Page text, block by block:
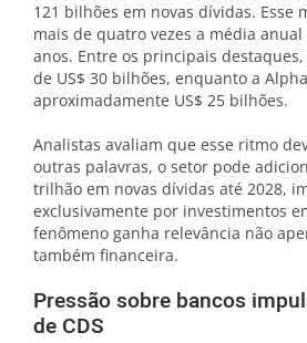
121 bilhões em novas dívidas. Esse
mais de quatro vezes a média
anos. Entre os principais
de US$ 30 bilhões, enquanto a
aproximadamente US$ 25 bilhões.
Analistas avaliam que esse ritmo
outras palavras, o setor pode
trilhão em novas dívidas até 2028,
exclusivamente por investimentos
fenômeno ganha relevância não
também financeira.
Pressão sobre bancos
de CDS